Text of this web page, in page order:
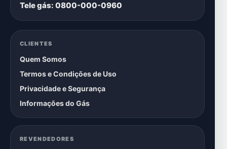
Tele gás: 0800-000-0960
CLIENTES
Quem Somos
Termos e Condições de Uso
Privacidade e Segurança
Informações do Gás
REVENDEDORES